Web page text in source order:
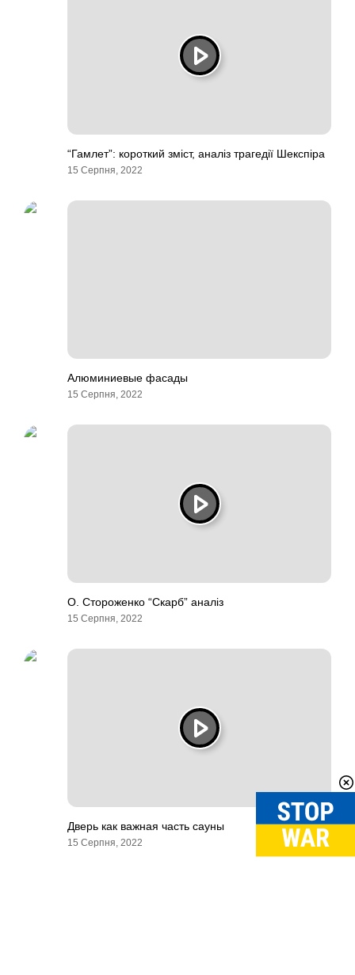
“Гамлет”: короткий зміст, аналіз трагедії Шекспіра
15 Серпня, 2022
Алюминиевые фасады
15 Серпня, 2022
О. Стороженко “Скарб” аналіз
15 Серпня, 2022
Дверь как важная часть сауны
15 Серпня, 2022